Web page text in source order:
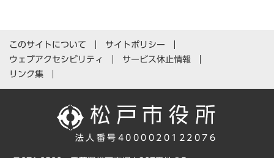
このサイトについて
サイトポリシー
ウェブアクセシビリティ
サービス休止情報
リンク集
法人番号4000020122076